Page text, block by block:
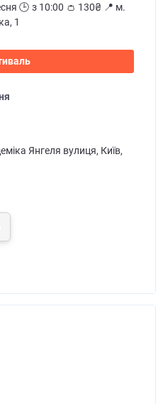
🕒 з 10:00 👛 130₴ 📍 м.
1
Янгеля вулиця, Київ,